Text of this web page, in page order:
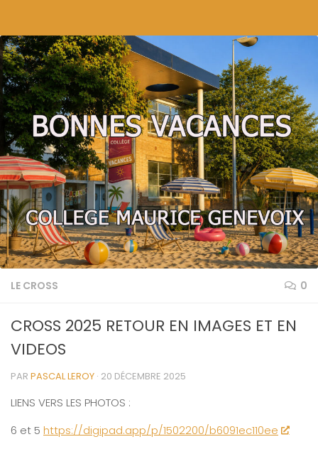
LE CROSS 0
CROSS 2025 RETOUR EN IMAGES ET EN
VIDEOS
PAR PASCAL LEROY · 20 DÉCEMBRE 2025
LIENS VERS LES PHOTOS :
6 et 5 https://digipad.app/p/1502200/b6091ec110ee